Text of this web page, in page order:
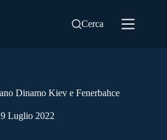
Cerca
Dinamo Kiev e Fenerbahce
Luglio 2022